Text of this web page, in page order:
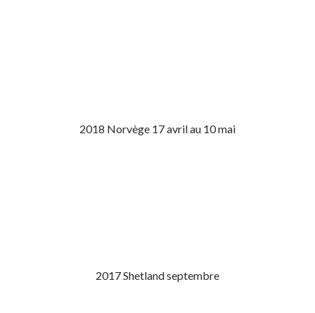
2018 Norvège 17 avril au 10 mai
2017 Shetland septembre